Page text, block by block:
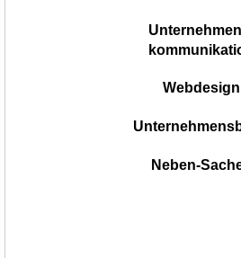
Webdesign
Neben-